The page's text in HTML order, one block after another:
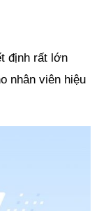
định rất lớn
nhân viên hiệu